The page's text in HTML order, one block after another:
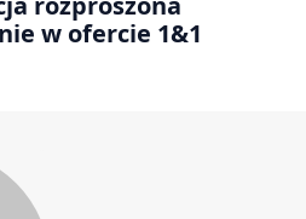
w ofercie 1&1